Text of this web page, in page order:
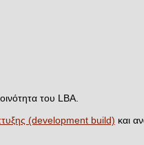
του LBA.
(development build) και